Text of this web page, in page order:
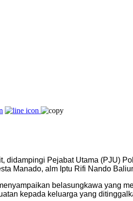
didampingi Pejabat Utama (PJU)
Manado, alm Iptu Rifi Nando
belasungkawa yang
kepada keluarga yang